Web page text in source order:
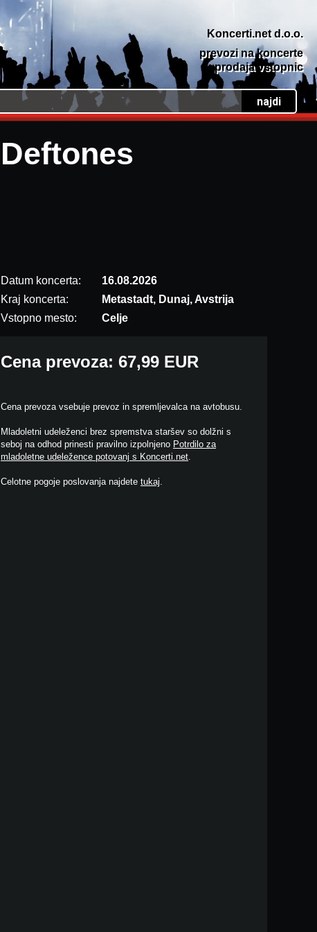
Koncerti.net d.o.o.
prevozi na koncerte
prodaja vstopnic
Deftones
Datum koncerta:
16.08.2026
Kraj koncerta:
Metastadt, Dunaj, Avstrija
Vstopno mesto:
Celje
Cena prevoza: 67,99 EUR
Cena prevoza vsebuje prevoz in spremljevalca na avtobusu.
Mladoletni udeleženci brez spremstva staršev so dolžni s
seboj na odhod prinesti pravilno izpolnjeno Potrdilo za
mladoletne udeležence potovanj s Koncerti.net.
Celotne pogoje poslovanja najdete tukaj.